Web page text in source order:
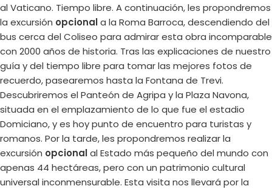
al Vaticano. Tiempo libre. A continuación, les propondremos
la excursión opcionala la Roma Barroca, descendiendo del
bus cerca del Coliseo para admirar esta obra incomparable
con 2000 años de historia. Tras las explicaciones de nuestro
guía y del tiempo libre para tomar las mejores fotos de
recuerdo, pasearemos hasta la Fontana de Trevi.
Descubriremos el Panteón de Agripa y la Plaza Navona,
situada en el emplazamiento de lo que fue el estadio
Domiciano, y es hoy punto de encuentro para turistas y
romanos. Por la tarde, les propondremos realizar la
excursión opcionalal Estado más pequeño del mundo con
apenas 44 hectáreas, pero con un patrimonio cultural
universal inconmensurable. Esta visita nos llevará por la